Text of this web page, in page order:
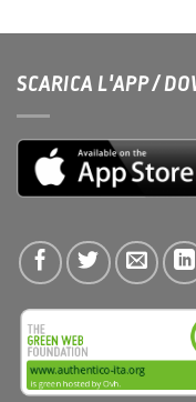
SCARICA L'APP /